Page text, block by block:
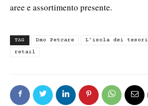
aree e assortimento presente.
TAG Dmo Petcare L'isola dei tesori
retail